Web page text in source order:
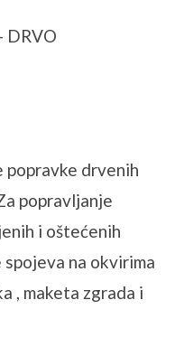
DRVO
drvenih
popravljanje
i oštećenih
na okvirima
, maketa zgrada i